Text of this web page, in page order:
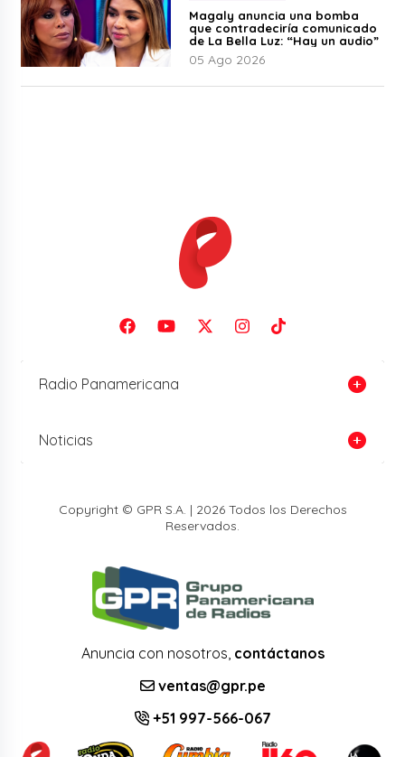
Magaly anuncia una bomba
que contradeciría comunicado
de La Bella Luz: “Hay un audio”
05 Ago 2026
Radio Panamericana
Noticias
Copyright © GPR S.A. | 2026 Todos los Derechos
Reservados.
Anuncia con nosotros, contáctanos
ventas@gpr.pe
+51 997-566-067